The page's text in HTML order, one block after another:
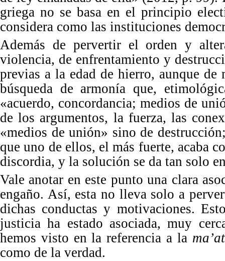
griega no se basa en el principio
considera como las instituciones
Además de pervertir el orden y
violencia, de enfrentamiento y
previas a la edad de hierro, aunque
búsqueda de armonía que,
«acuerdo, concordancia; medios de
de los argumentos, la fuerza, las
«medios de unión» sino de
que uno de ellos, el más fuerte, acaba
discordia, y la solución se da tan solo
Vale anotar en este punto una clara
engaño. Así, esta no lleva solo a
dichas conductas y motivaciones.
justicia ha estado asociada, muy
hemos visto en la referencia a la ma’at
como de la verdad.